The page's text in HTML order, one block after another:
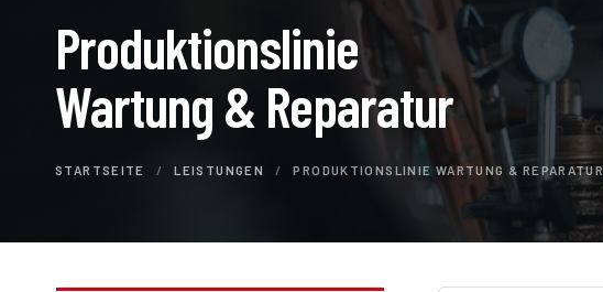
Produktionslinie
Wartung & Reparatur
STARTSEITE / LEISTUNGEN / PRODUKTIONSLINIE WARTUNG & REPARATUR